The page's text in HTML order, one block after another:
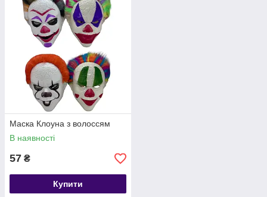
Маска Клоуна з волоссям
В наявності
57 ₴
Купити